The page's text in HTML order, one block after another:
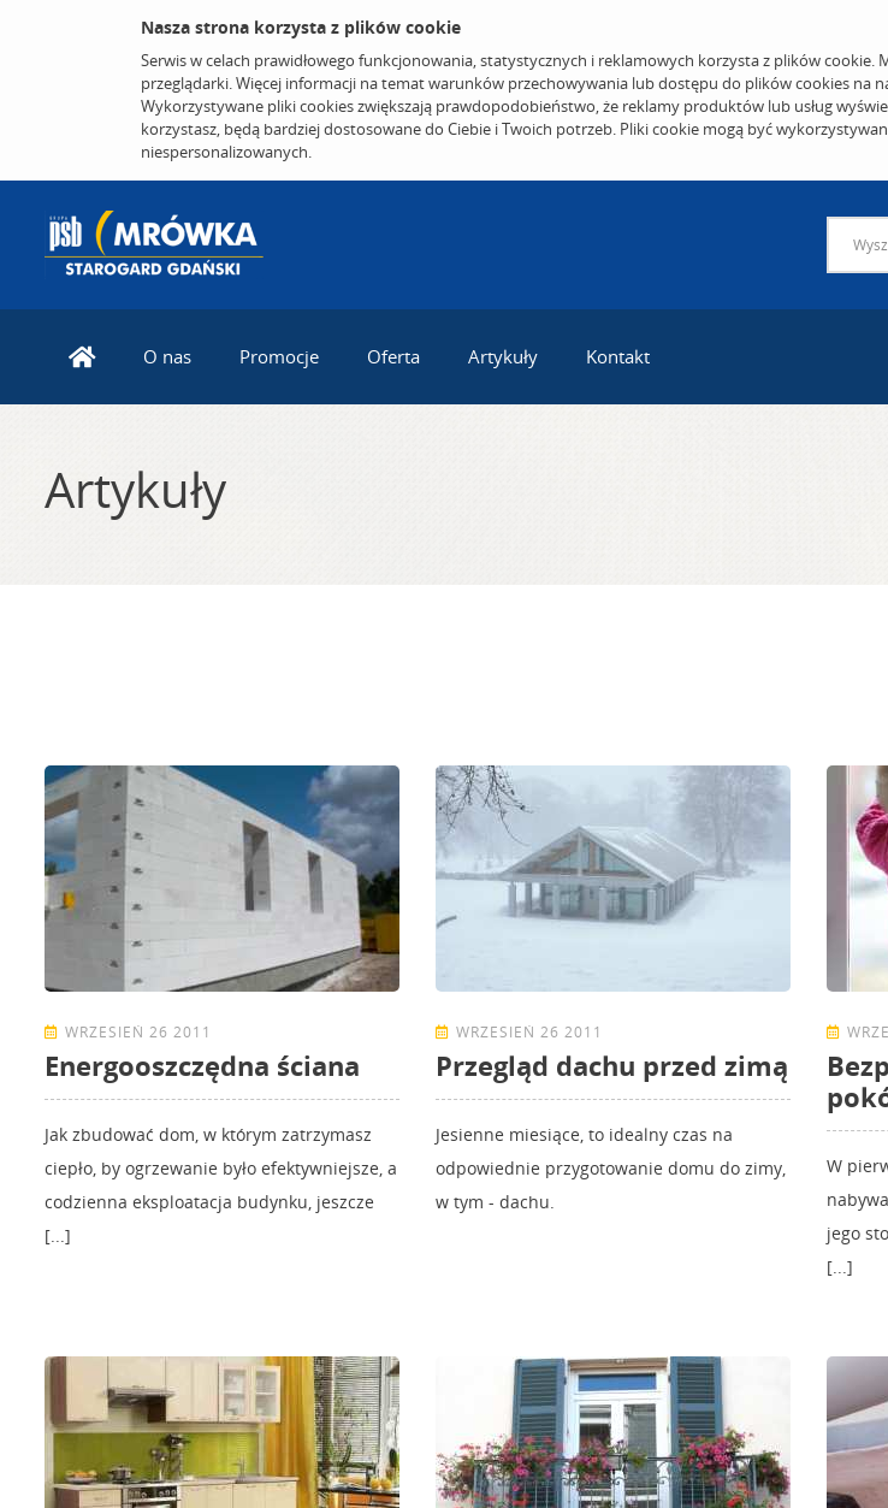
Nasza strona korzysta z plików cookie
Serwis w celach prawidłowego funkcjonowania, statystycznych i reklamowych korzysta z plików cookie.
przeglądarki. Więcej informacji na temat warunków przechowywania lub dostępu do plików cookies na
Wykorzystywane pliki cookies zwiększają prawdopodobieństwo, że reklamy produktów lub usług
korzystasz, będą bardziej dostosowane do Ciebie i Twoich potrzeb. Pliki cookie mogą być
niespersonalizowanych.
O nas Promocje Oferta Artykuły Kontakt
Artykuły
WRZESIEŃ 26 2011
Energooszczędna ściana
Jak zbudować dom, w którym zatrzymasz
ciepło, by ogrzewanie było efektywniejsze, a
codzienna eksploatacja budynku, jeszcze
[...]
WRZESIEŃ 26 2011
Przegląd dachu przed zimą
Jesienne miesiące, to idealny czas na
odpowiednie przygotowanie domu do zimy,
w tym - dachu.
W
jego
[...]